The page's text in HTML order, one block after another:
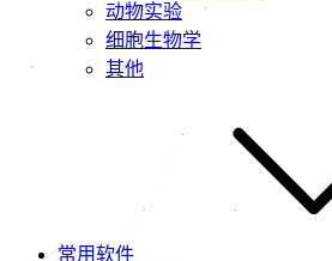
动物实验
细胞生物学
其他
常用软件